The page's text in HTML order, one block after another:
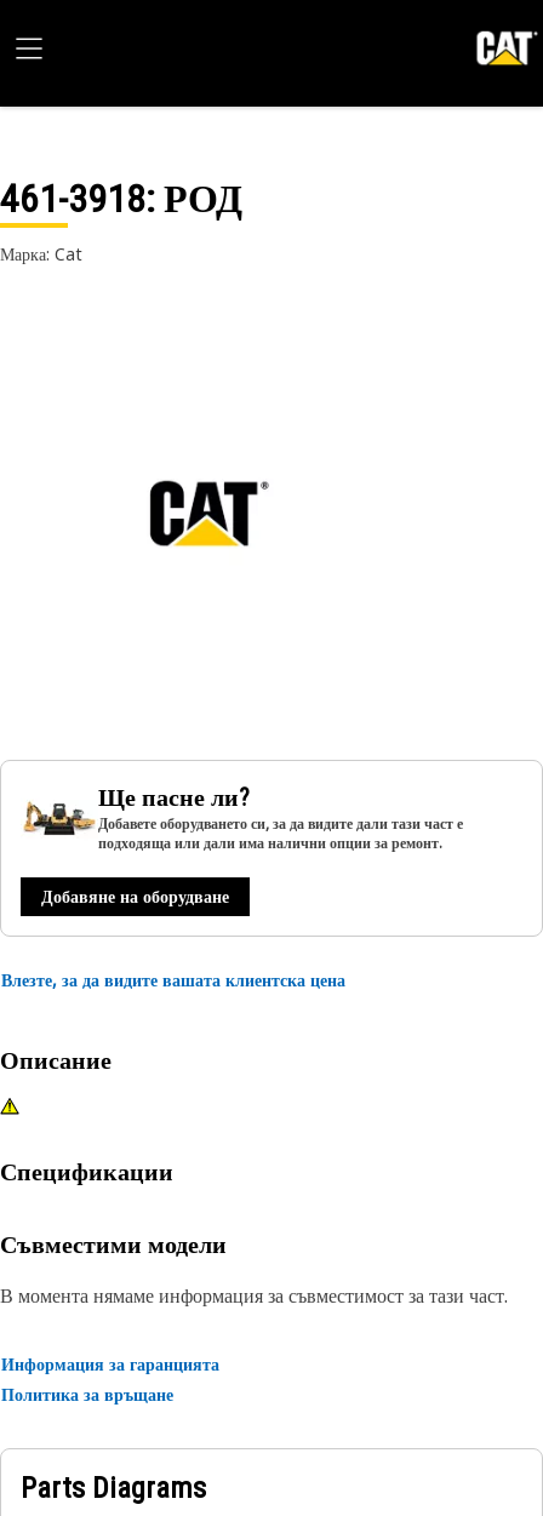
461-3918: РОД
Марка: Cat
Ще пасне ли?
Добавете оборудването си, за да видите дали тази част е
подходяща или дали има налични опции за ремонт.
Добавяне на оборудване
Влезте, за да видите вашата клиентска цена
Описание
Спецификации
Съвместими модели
В момента нямаме информация за съвместимост за тази част.
Информация за гаранцията
Политика за връщане
Parts Diagrams